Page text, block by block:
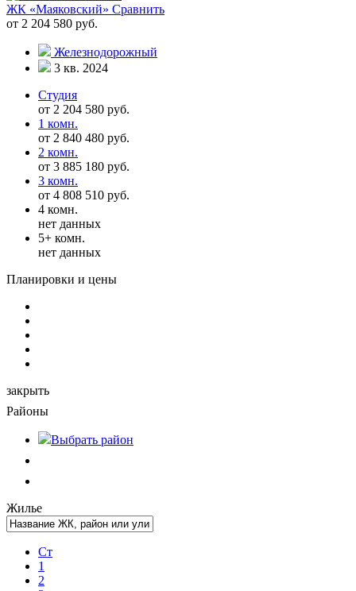
ЖК «Маяковский» Сравнить
от 2 204 580 руб.
Железнодорожный
3 кв. 2024
Студия
от 2 204 580 руб.
1 комн.
от 2 840 480 руб.
2 комн.
от 3 885 180 руб.
3 комн.
от 4 808 510 руб.
4 комн.
нет данных
5+ комн.
нет данных
Планировки и цены
закрыть
Районы
Выбрать район
Жилье
Ст
1
2